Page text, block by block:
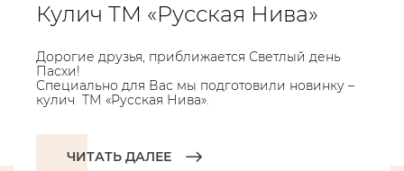
Кулич ТМ «Русская Нива»
Дорогие друзья, приближается Светлый день
Пасхи!
Специально для Вас мы подготовили новинку –
кулич ТМ «Русская Нива».
ЧИТАТЬ ДАЛЕЕ